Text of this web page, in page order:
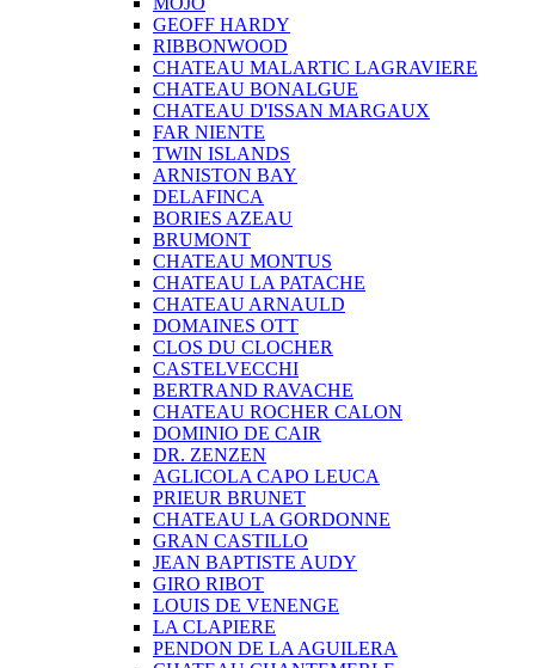
GEOFF HARDY
RIBBONWOOD
CHATEAU MALARTIC LAGRAVIERE
CHATEAU BONALGUE
CHATEAU D'ISSAN MARGAUX
FAR NIENTE
TWIN ISLANDS
ARNISTON BAY
DELAFINCA
BORIES AZEAU
BRUMONT
CHATEAU MONTUS
CHATEAU LA PATACHE
CHATEAU ARNAULD
DOMAINES OTT
CLOS DU CLOCHER
CASTELVECCHI
BERTRAND RAVACHE
CHATEAU ROCHER CALON
DOMINIO DE CAIR
DR. ZENZEN
AGLICOLA CAPO LEUCA
PRIEUR BRUNET
CHATEAU LA GORDONNE
GRAN CASTILLO
JEAN BAPTISTE AUDY
GIRO RIBOT
LOUIS DE VENENGE
LA CLAPIERE
PENDON DE LA AGUILERA